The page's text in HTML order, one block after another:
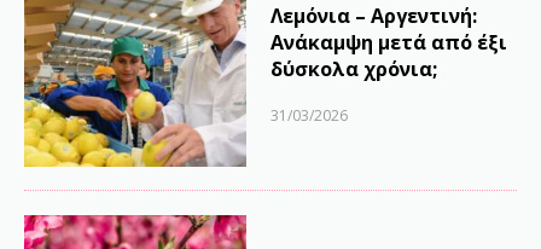
Λεμόνια – Αργεντινή:
Ανάκαμψη μετά από έξι
δύσκολα χρόνια;
31/03/2026